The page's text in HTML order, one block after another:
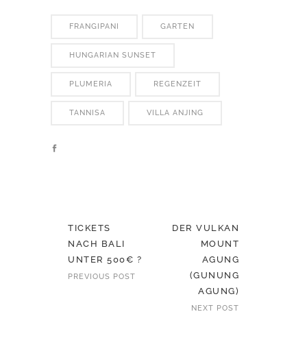
FRANGIPANI GARTEN
HUNGARIAN SUNSET
PLUMERIA REGENZEIT
TANNISA VILLA ANJING
TICKETS
NACH BALI
UNTER 500€ ?
PREVIOUS POST
DER VULKAN
MOUNT
AGUNG
(GUNUNG
AGUNG)
NEXT POST